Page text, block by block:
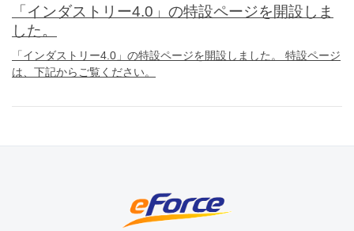
「インダストリー4.0」の特設ページを開設しま
した。
「インダストリー4.0」の特設ページを開設しました。 特設ページ
は、下記からご覧ください。